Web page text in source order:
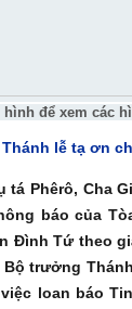
để xem các
lễ tạ ơn
Phêrô, Cha
báo của
Đình Tứ theo
trưởng
loan báo